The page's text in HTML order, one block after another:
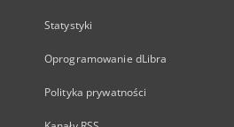
Statystyki
Oprogramowanie dLibra
Polityka prywatności